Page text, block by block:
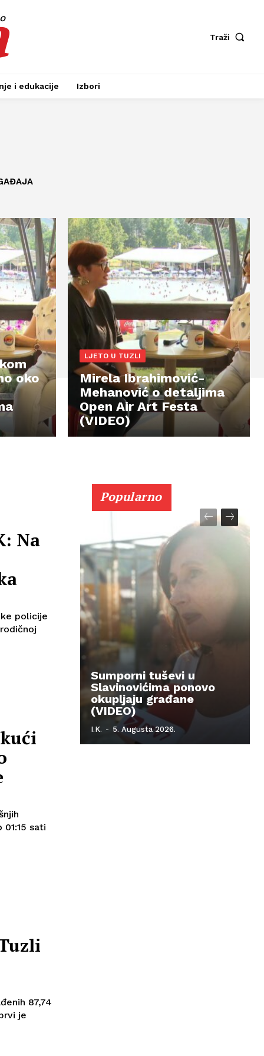
Traži
i edukacije Izbori
oko
LJETO U TUZLI
Mirela Ibrahimović-
Mehanović o detaljima
Open Air Art Festa
(VIDEO)
Na
policije
sati
87,74
je
Popularno
Sumporni tuševi u
Slavinovićima ponovo
okupljaju građane
(VIDEO)
I.K. - 5. Augusta 2026.